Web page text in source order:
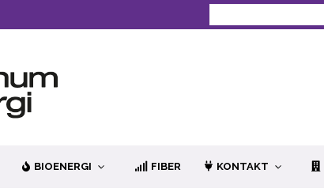
BIOENERGI FIBER KONTAKT